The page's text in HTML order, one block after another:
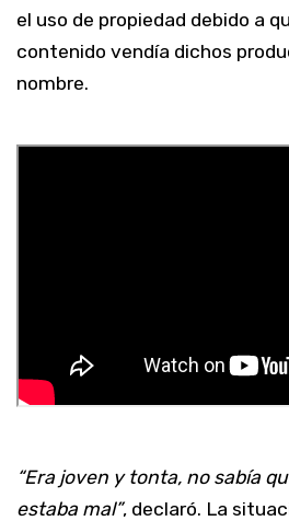
el uso de propiedad debido a
contenido vendía dichos
nombre.
“Era joven y tonta, no sabía
estaba mal”, declaró. La